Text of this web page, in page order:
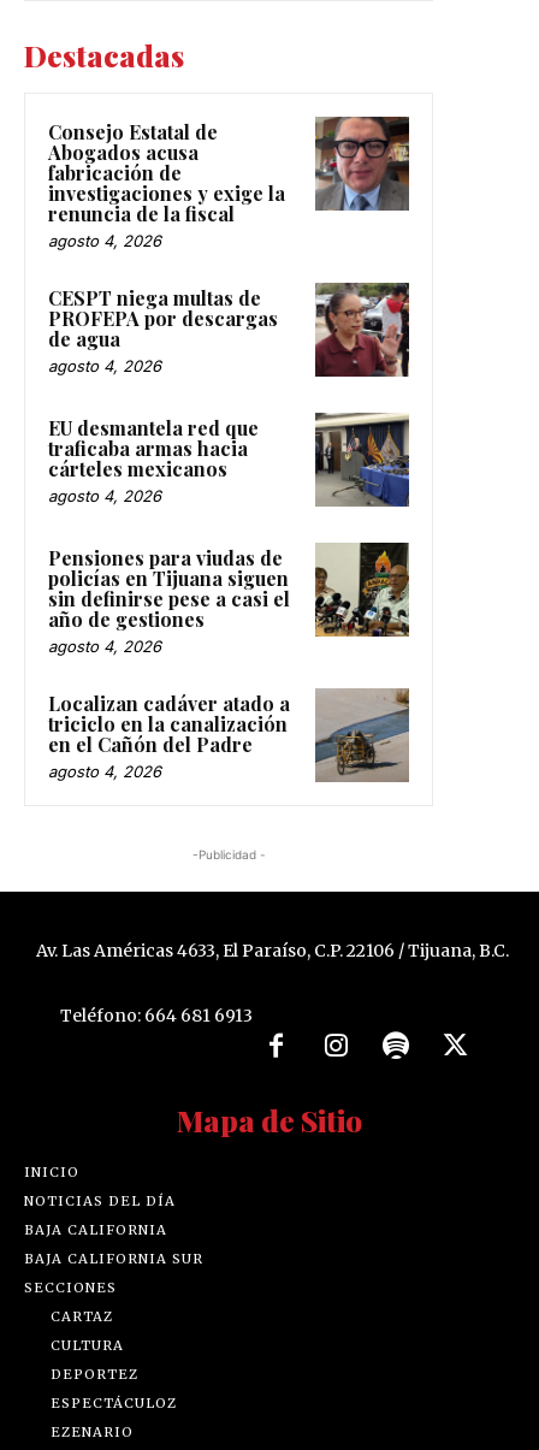
Destacadas
Consejo Estatal de
Abogados acusa
fabricación de
investigaciones y exige la
renuncia de la fiscal
agosto 4, 2026
CESPT niega multas de
PROFEPA por descargas
de agua
agosto 4, 2026
EU desmantela red que
traficaba armas hacia
cárteles mexicanos
agosto 4, 2026
Pensiones para viudas de
policías en Tijuana siguen
sin definirse pese a casi el
año de gestiones
agosto 4, 2026
Localizan cadáver atado a
triciclo en la canalización
en el Cañón del Padre
agosto 4, 2026
-Publicidad -
Av. Las Américas 4633, El Paraíso, C.P. 22106 / Tijuana, B.C.
Teléfono: 664 681 6913
Mapa de Sitio
INICIO
NOTICIAS DEL DÍA
BAJA CALIFORNIA
BAJA CALIFORNIA SUR
SECCIONES
CARTAZ
CULTURA
DEPORTEZ
ESPECTÁCULOZ
EZENARIO